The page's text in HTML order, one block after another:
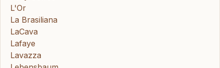
L'Or
La Brasiliana
LaCava
Lafaye
Lavazza